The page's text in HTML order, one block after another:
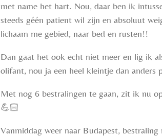
met name het hart. Nou, daar ben ik
steeds géén patient wil zijn en absoluut
lichaam me gebied, naar bed en rusten!!
Dan gaat het ook echt niet meer en lig ik
olifant, nou ja een heel kleintje dan anders
Met nog 6 bestralingen te gaan, zit ik nu
💪🏻
Vanmiddag weer naar Budapest,